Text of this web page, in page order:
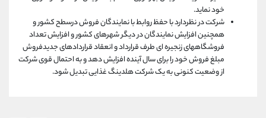
خود نماید.
شرکت در نظردارد با حفظ روابط با نمایندگان فروش درسطح کشور و
همچنین افزایش نمایندگان در دیگر شهرهای کشور و افزایش تعداد
فروشگاههای زنجیره ای طرف قرارداد و انعقاد قراردادهای جدیدفروش
مبلغ فروش خود را برای سال آینده افزایش دهد و به احتمال قوی شرکت
از وضعیت کنونی به یک شرکت هلدینگ غذایی تبدیل شود.